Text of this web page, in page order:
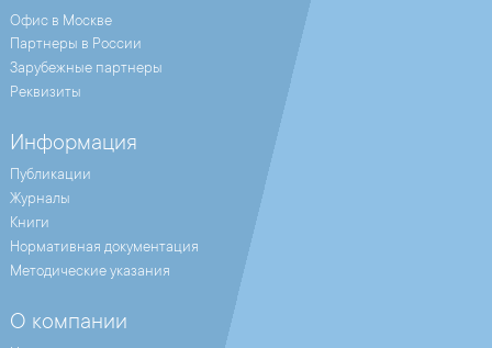
Офис в Москве
Партнеры в России
Зарубежные партнеры
Реквизиты
Информация
Публикации
Журналы
Книги
Нормативная документация
Методические указания
О компании